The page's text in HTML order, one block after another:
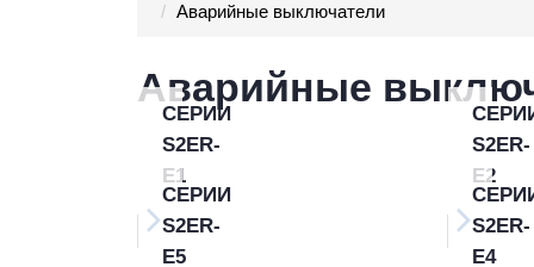
Аварийные выключатели
Аварийные
СЕРИИ
S2ER-
E1
S2ER-
E2
СЕРИИ
S2ER-
E5
S2ER-
E4